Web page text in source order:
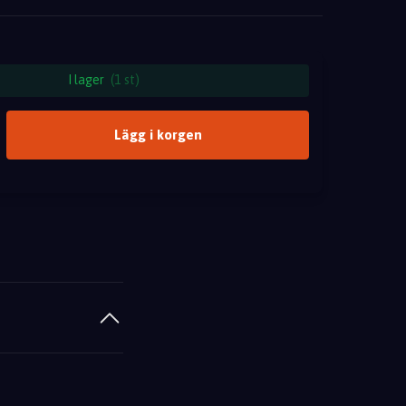
I lager (1 st)
Lägg i korgen